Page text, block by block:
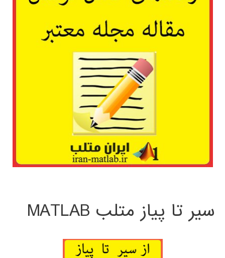
سیر تا پیاز متلب MATLAB